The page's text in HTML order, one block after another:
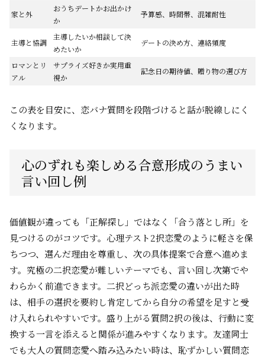
家と外
おうちデートかお出かけ
か
予算感、時間帯、混雑耐性
主導と協調
主導したいか相談して決
めたいか
デートの決め方、連絡頻度
ロマンとリ
アル
サプライズ好きか実用重
視か
記念日の期待値、贈り物の選び方
この表を目安に、恋バナ質問を段階づけると話が脱線しにく
くなります。
心のずれも楽しめる合意形成のうまい
言い回し例
価値観が違っても「正解探し」ではなく「合う落とし所」を
見つけるのがコツです。心理テスト2択恋愛のように軽さを保
ちつつ、選んだ理由を尊重し、次の具体提案で合意へ進めま
す。究極の二択恋愛が難しいテーマでも、言い回し次第でや
わらかく前進できます。二択どっち派恋愛の違いが出た時
は、相手の選択を要約し肯定してから自分の希望を足すと受
け入れられやすいです。盛り上がる質問2択の後は、行動に変
換する一言を添えると関係が進みやすくなります。友達同士
でも大人の質問恋愛へ踏み込みたい時は、恥ずかしい質問恋